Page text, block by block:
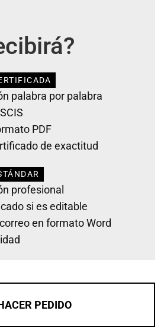
palabra por palabra
PDF
de exactitud
profesional
si es editable
en formato Word
PEDIDO